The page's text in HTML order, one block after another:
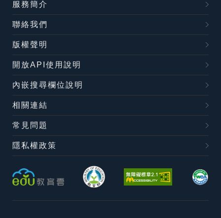
服務簡介
聯絡我們
版權聲明
開放API使用說明
內嵌搜尋欄位說明
相關連結
常見問題
隱私權政策